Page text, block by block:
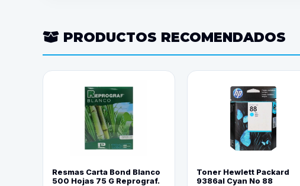
PRODUCTOS RECOMENDADOS
Resmas Carta Bond Blanco
500 Hojas 75 G Reprograf.
Toner Hewlett Packard
9386al Cyan No 88